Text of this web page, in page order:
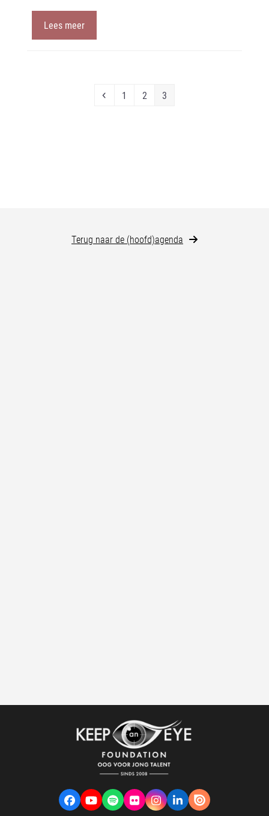
Lees meer
Previous
Page
1 Page
2 Page
3
Terug naar de (hoofd)agenda
FacebookYouTubeSpotifyFlickrInstagram
LinkedIn
VK